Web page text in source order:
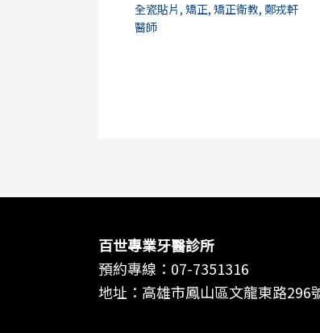
全瓷貼片 , 矯正, 矯正衛教, 鄭戎軒
醫師
百世專業牙醫診所
預約專線： 07-7351316
地址：高雄市鳳山區文龍東路296